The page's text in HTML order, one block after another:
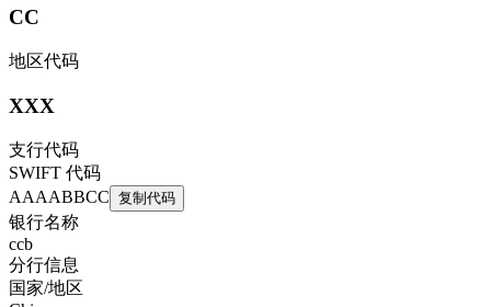
CC
地区代码
XXX
支行代码
SWIFT 代码
AAAABBCC 复制代码
银行名称
ccb
分行信息
国家/地区